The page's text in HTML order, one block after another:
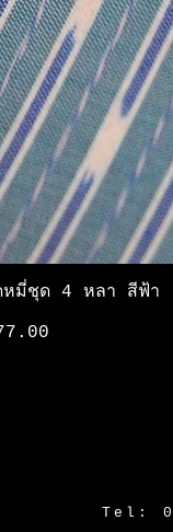
มี่ชุด 4 หลา สีฟ้า
Tel: